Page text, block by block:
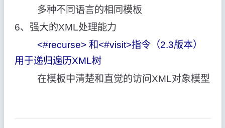
多种不同语言的相同模板
6、强大的XML处理能力
<#recurse> 和<#visit>指令（2.3版本）
用于递归遍历XML树
在模板中清楚和直觉的访问XML对象模型